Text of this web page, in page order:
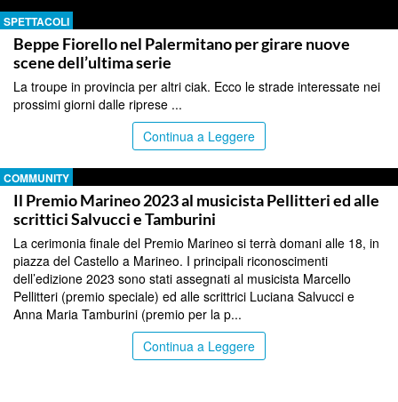
SPETTACOLI
Beppe Fiorello nel Palermitano per girare nuove
scene dell’ultima serie
La troupe in provincia per altri ciak. Ecco le strade interessate nei
prossimi giorni dalle riprese ...
Continua a Leggere
COMMUNITY
Il Premio Marineo 2023 al musicista Pellitteri ed alle
scrittici Salvucci e Tamburini
La cerimonia finale del Premio Marineo si terrà domani alle 18, in
piazza del Castello a Marineo. I principali riconoscimenti
dell’edizione 2023 sono stati assegnati al musicista Marcello
Pellitteri (premio speciale) ed alle scrittrici Luciana Salvucci e
Anna Maria Tamburini (premio per la p...
Continua a Leggere